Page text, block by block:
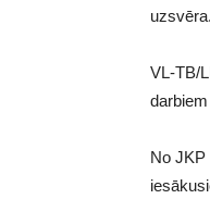
uzsvēra.
VL-TB/
No JKP